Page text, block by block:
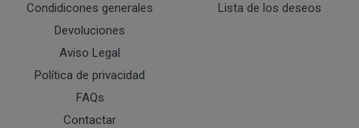
Condidicones generales
Devoluciones
Aviso Legal
Política de privacidad
FAQs
Contactar
Lista de los deseos
Una vez dentro de la web, debemos
requeridos a tal efecto. También nos aparece la
newsletter. En la dirección del correo
un mensaje en dónde validamos el email.
Accedemos a la tienda online "ENTRAR"